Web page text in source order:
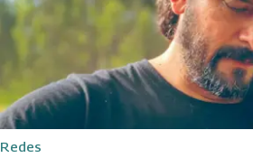
Redes